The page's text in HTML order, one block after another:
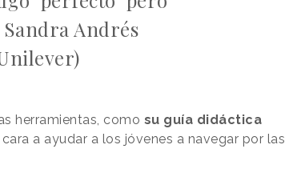
Andrés
herramientas, como su guía didáctica
cara a ayudar a los jóvenes a navegar por las